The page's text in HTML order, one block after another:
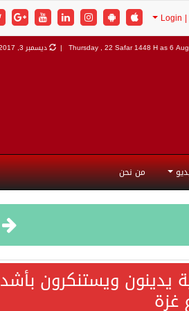
Thursday , 22 Safar 1448 H as6 ديسمبر 3, 2017 , 16:06 م
من نحن
يدينون ويستنكرون بأشد
غزة